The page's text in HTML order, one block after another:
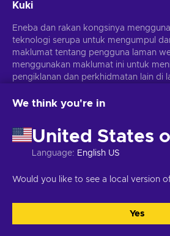
Dapatkan tawaran permainan yang
Anda boleh berhenti melanggan pada bila-
Hak Cipta © 2026 Eneba. Hak cipta
Kuki
Eneba dan rakan kongsinya
teknologi serupa untuk mengumpul
maklumat tentang pengguna laman
menggunakan maklumat ini untuk
pengiklanan dan perkhidmatan lain di
iklan.
penggunaan teknologi ini oleh Eneba
Anda boleh melaraskan persetujuan
'Sesuaikan'.
menggunakan data anda, lihat
We think you're in
United States
Language: English US
Would you like to see a local version
Yes